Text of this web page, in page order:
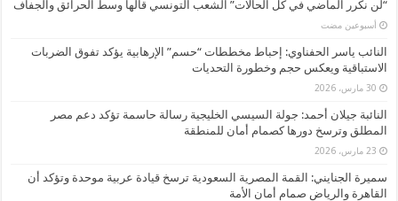
“لن نكرر الماضي في كل الحالات” الشعب التونسي قالها وسط الحرائق والجفاف
‏أسبوعين مضت
النائب ياسر الحفناوي: إحباط مخططات “حسم” الإرهابية يؤكد تفوق الضربات
الاستباقية ويعكس حجم وخطورة التحديات
30 مارس، 2026
النائبة جيلان أحمد: جولة السيسي الخليجية رسالة حاسمة تؤكد دعم مصر
المطلق وترسخ دورها كصمام أمان للمنطقة
23 مارس، 2026
سميرة الجنايني: القمة المصرية السعودية ترسخ قيادة عربية موحدة وتؤكد أن
القاهرة والرياض صمام أمان الأمة